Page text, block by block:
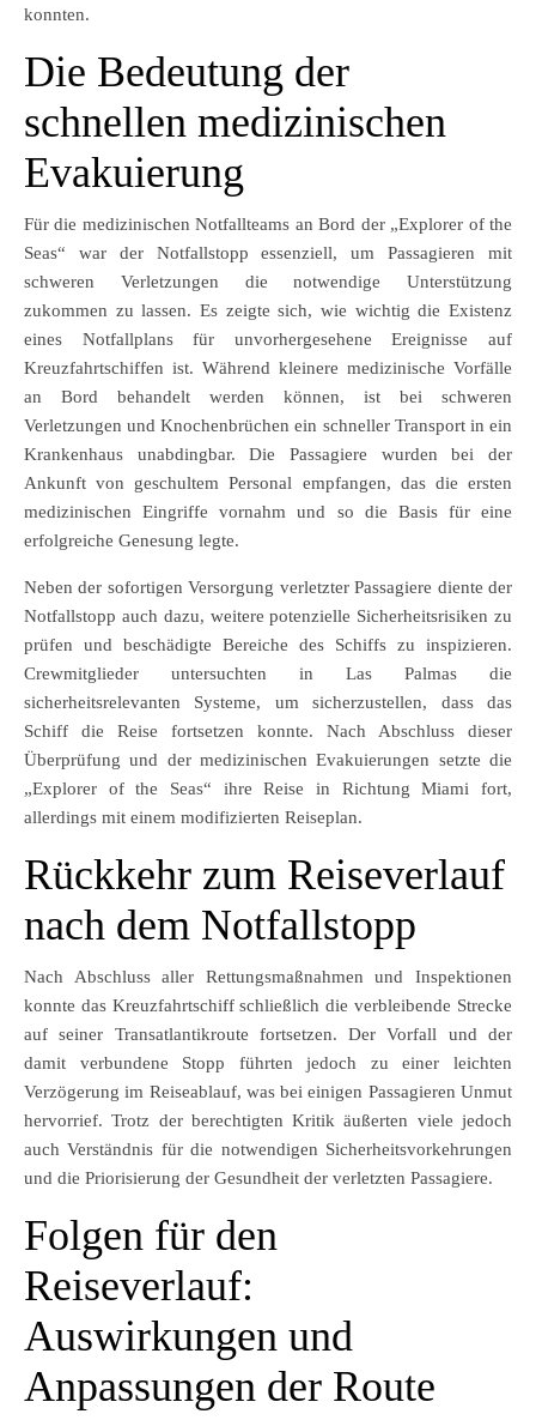
konnten.
Die Bedeutung der
schnellen medizinischen
Evakuierung
Für die medizinischen Notfallteams an Bord der „Explorer of the
Seas“ war der Notfallstopp essenziell, um Passagieren mit
schweren Verletzungen die notwendige Unterstützung
zukommen zu lassen. Es zeigte sich, wie wichtig die Existenz
eines Notfallplans für unvorhergesehene Ereignisse auf
Kreuzfahrtschiffen ist. Während kleinere medizinische Vorfälle
an Bord behandelt werden können, ist bei schweren
Verletzungen und Knochenbrüchen ein schneller Transport in ein
Krankenhaus unabdingbar. Die Passagiere wurden bei der
Ankunft von geschultem Personal empfangen, das die ersten
medizinischen Eingriffe vornahm und so die Basis für eine
erfolgreiche Genesung legte.
Neben der sofortigen Versorgung verletzter Passagiere diente der
Notfallstopp auch dazu, weitere potenzielle Sicherheitsrisiken zu
prüfen und beschädigte Bereiche des Schiffs zu inspizieren.
Crewmitglieder untersuchten in Las Palmas die
sicherheitsrelevanten Systeme, um sicherzustellen, dass das
Schiff die Reise fortsetzen konnte. Nach Abschluss dieser
Überprüfung und der medizinischen Evakuierungen setzte die
„Explorer of the Seas“ ihre Reise in Richtung Miami fort,
allerdings mit einem modifizierten Reiseplan.
Rückkehr zum Reiseverlauf
nach dem Notfallstopp
Nach Abschluss aller Rettungsmaßnahmen und Inspektionen
konnte das Kreuzfahrtschiff schließlich die verbleibende Strecke
auf seiner Transatlantikroute fortsetzen. Der Vorfall und der
damit verbundene Stopp führten jedoch zu einer leichten
Verzögerung im Reiseablauf, was bei einigen Passagieren Unmut
hervorrief. Trotz der berechtigten Kritik äußerten viele jedoch
auch Verständnis für die notwendigen Sicherheitsvorkehrungen
und die Priorisierung der Gesundheit der verletzten Passagiere.
Folgen für den
Reiseverlauf:
Auswirkungen und
Anpassungen der Route